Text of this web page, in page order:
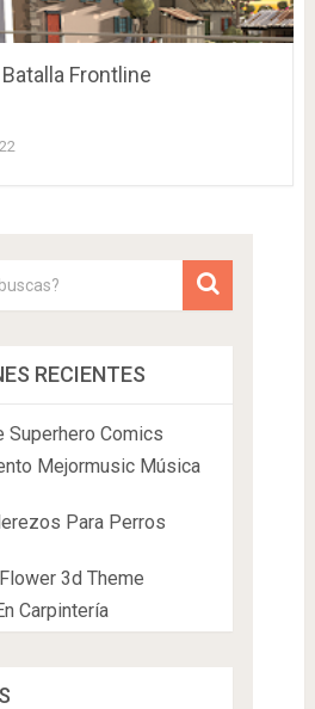
Frontline
RECIENTES
Superhero Comics
Mejormusic Música
Para Perros
3d Theme
Carpintería